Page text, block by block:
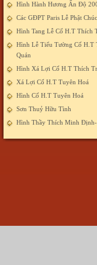
Hình Hành Hương Ấn Độ
Các GĐPT Paris Lễ Phật
Hình Tang Lễ Cố H.T Thích
Hình Lễ Tiểu Tường Cố H.T
Quán
Hình Xá Lợi Cố H.T Thích
Xá Lợi Cố H.T Tuyên Hoá
Hình Cố H.T Tuyên Hoá
Sơn Thuỷ Hữu Tình
Hình Thầy Thích Minh